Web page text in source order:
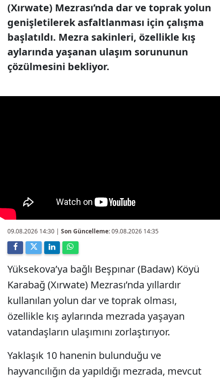
(Xırwate) Mezrası’nda dar ve toprak yolun
genişletilerek asfaltlanması için çalışma
başlatıldı. Mezra sakinleri, özellikle kış
aylarında yaşanan ulaşım sorununun
çözülmesini bekliyor.
09.08.2026 14:30 | Son Güncelleme:09.08.2026 14:35
Yüksekova’ya bağlı Beşpınar (Badaw) Köyü
Karabağ (Xırwate) Mezrası’nda yıllardır
kullanılan yolun dar ve toprak olması,
özellikle kış aylarında mezrada yaşayan
vatandaşların ulaşımını zorlaştırıyor.
Yaklaşık 10 hanenin bulunduğu ve
hayvancılığın da yapıldığı mezrada, mevcut